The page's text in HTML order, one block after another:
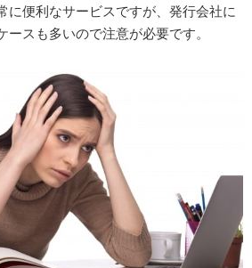
に便利なサービスですが、発行会社に
ースも多いので注意が必要です。